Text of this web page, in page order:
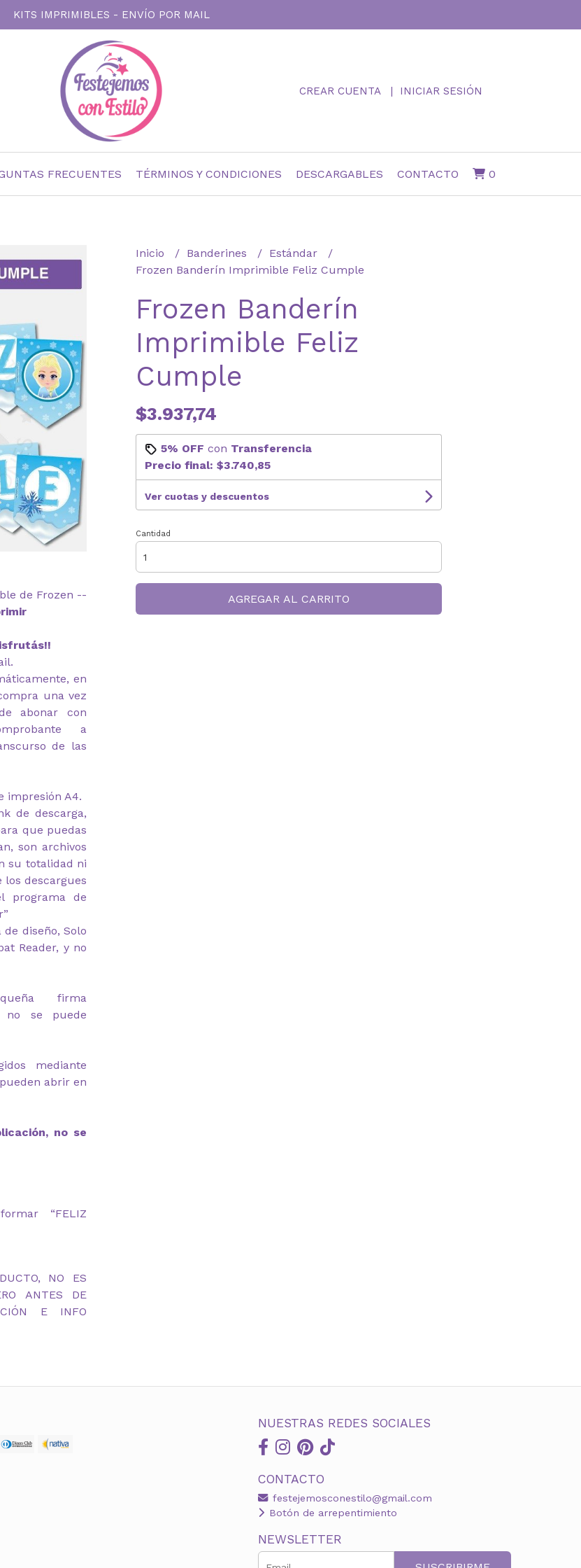
KITS IMPRIMIBLES - ENVÍO POR MAIL
CREAR CUENTA INICIAR SESIÓN
FRECUENTES TÉRMINOS Y CONDICIONES DESCARGABLES CONTACTO 0
de Frozen --
en
una vez
abonar con
a
de las
impresión A4.
de descarga,
que puedas
son archivos
su totalidad ni
descargues
programa de
diseño, Solo
Reader, y no
firma
no se puede
mediante
abrir en
no se
“FELIZ
NO ES
ANTES DE
E INFO
Inicio Banderines
Estándar
Frozen Banderín Imprimible Feliz Cumple
Frozen Banderín
Imprimible Feliz
Cumple
$3.937,74
5% OFF con Transferencia
Precio final: $3.740,85
Ver cuotas y descuentos
Cantidad
AGREGAR AL CARRITO
NUESTRAS REDES SOCIALES
CONTACTO
festejemosconestilo@gmail.com
Botón de arrepentimiento
NEWSLETTER